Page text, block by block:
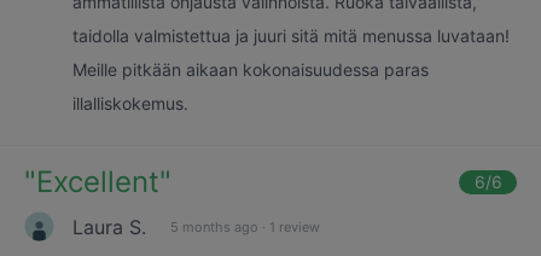
taidolla valmistettua ja juuri sitä mitä menussa luvataan!
Meille pitkään aikaan kokonaisuudessa paras
illalliskokemus.
"Excellent" 6/6
Laura S. 5 months ago · 1 review